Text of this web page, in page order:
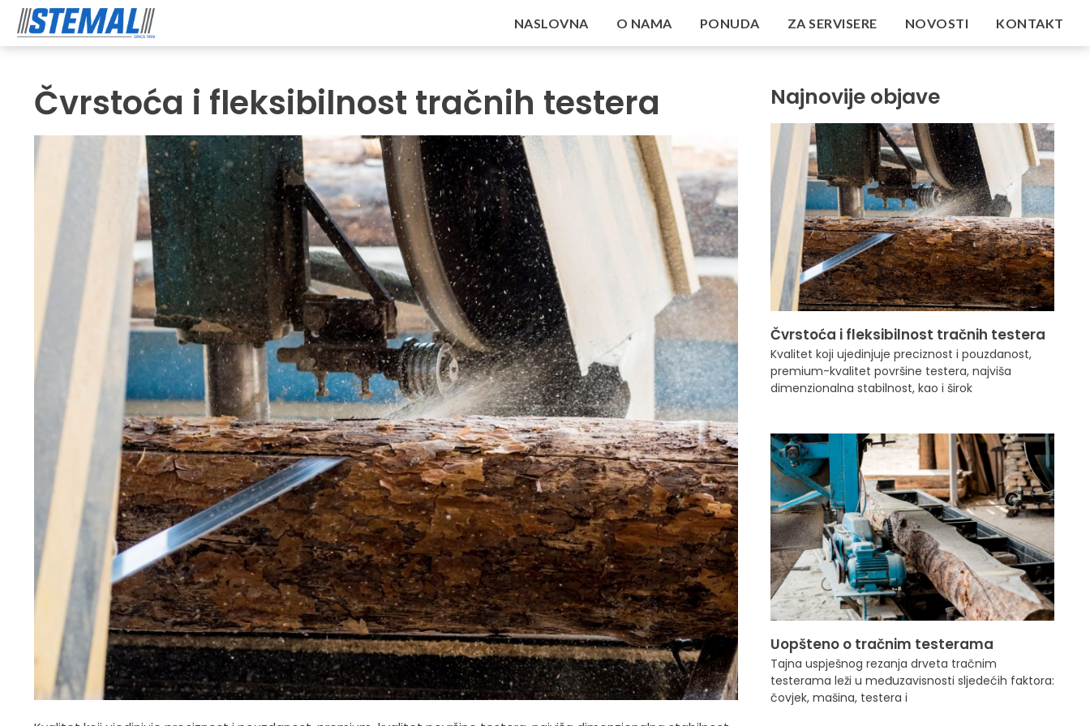
NASLOVNA O NAMA PONUDA ZA SERVISERE NOVOSTI KONTAKT
Čvrstoća i fleksibilnost tračnih testera Najnovije objave
Čvrstoća i fleksibilnost tračnih testera
Kvalitet koji ujedinjuje preciznost i pouzdanost,
premium-kvalitet površine testera, najviša
dimenzionalna stabilnost, kao i širok
Uopšteno o tračnim testerama
Tajna uspješnog rezanja drveta tračnim
testerama leži u međuzavisnosti sljedećih faktora:
čovjek, mašina, testera i